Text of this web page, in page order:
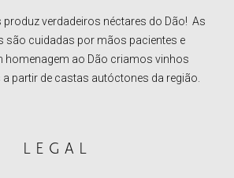
produz verdadeiros néctares do Dão! As
são cuidadas por mãos pacientes e
homenagem ao Dão criamos vinhos
partir de castas autóctones da região.
LEGAL